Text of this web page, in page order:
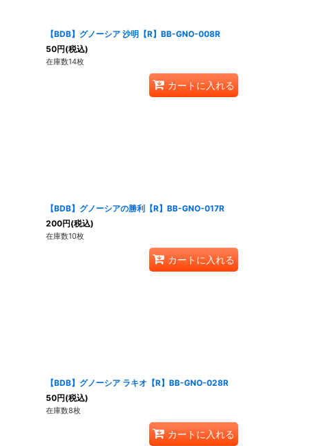
【BDB】グノーシア 沙明【R】BB-GNO-008R
50円(税込)
在庫数14枚
カートに入れる
【BDB】グノーシアの勝利【R】BB-GNO-017R
200円(税込)
在庫数10枚
カートに入れる
【BDB】グノーシア ラキオ【R】BB-GNO-028R
50円(税込)
在庫数8枚
カートに入れる